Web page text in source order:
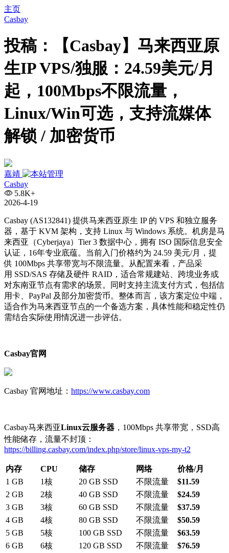
主页
Casbay
投稿：【Casbay】马来西亚原
生IP VPS/独服：24.59美元/月
起，100Mbps不限流量，
Linux/Win可选，支持流媒体
解锁 / 加密货币
嘉靖
Casbay
5.8K+
2026-4-19
Casbay (AS132841) 提供马来西亚原生 IP 的 VPS 和独立服务
器，基于 KVM 架构，支持 Linux 与 Windows 系统。机房是马
来西亚（Cyberjaya）Tier 3 数据中心，拥有 ISO 国际信息安全
认证，16年专业底蕴。当前入门价格约为 24.59 美元/月，提
供 100Mbps 共享带宽与不限流量。从配置来看，产品采
用 SSD/SAS 存储及硬件 RAID，适合常规建站、跨境业务或
对东南亚节点有需求的场景。同时支持主流支付方式，包括信
用卡、PayPal 及部分加密货币。整体而言，该方案定位中端，
适合作为马来西亚节点的一个备选方案，具体性能和稳定性仍
需结合实际使用情况进一步评估。
Casbay官网
Casbay 官网地址： https://www.casbay.com
Casbay马来西亚Linux云服务器 ，100Mbps 共享带宽，SSD高
性能储存，流量不封顶：
https://billing.casbay.com/index.php/store/linux-vps-my-t2
内存 CPU 储存 网络
价格/月
1 GB
1核 20 GB SSD 不限流量
$11.59
2 GB
2核 40 GB SSD 不限流量
$24.59
3 GB
3核 60 GB SSD 不限流量
$37.59
4 GB
4核 80 GB SSD 不限流量
$50.59
5 GB
5核 100 GB SSD 不限流量
$63.59
6 GB
6核 120 GB SSD 不限流量
$76.59